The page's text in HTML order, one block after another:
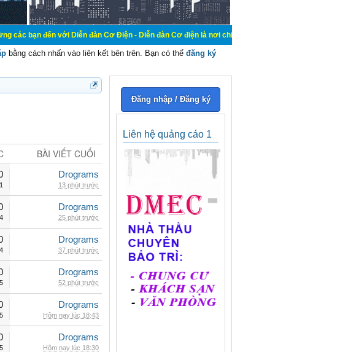
đến với Diễn đàn Cơ Điện - Diễn đàn Cơ điện là nơi chia sẽ kiến thức kinh nghiệm trong lãnh
bằng cách nhấn vào liên kết bên trên. Bạn có thể đăng ký
BÀI VIẾT CUỐI
1
Drograms
13 phút trước
4
Drograms
25 phút trước
4
Drograms
37 phút trước
5
Drograms
52 phút trước
5
Drograms
Hôm nay lúc 18:43
5
Drograms
Hôm nay lúc 18:30
Đăng nhập / Đăng ký
Liên hệ quảng cáo 1